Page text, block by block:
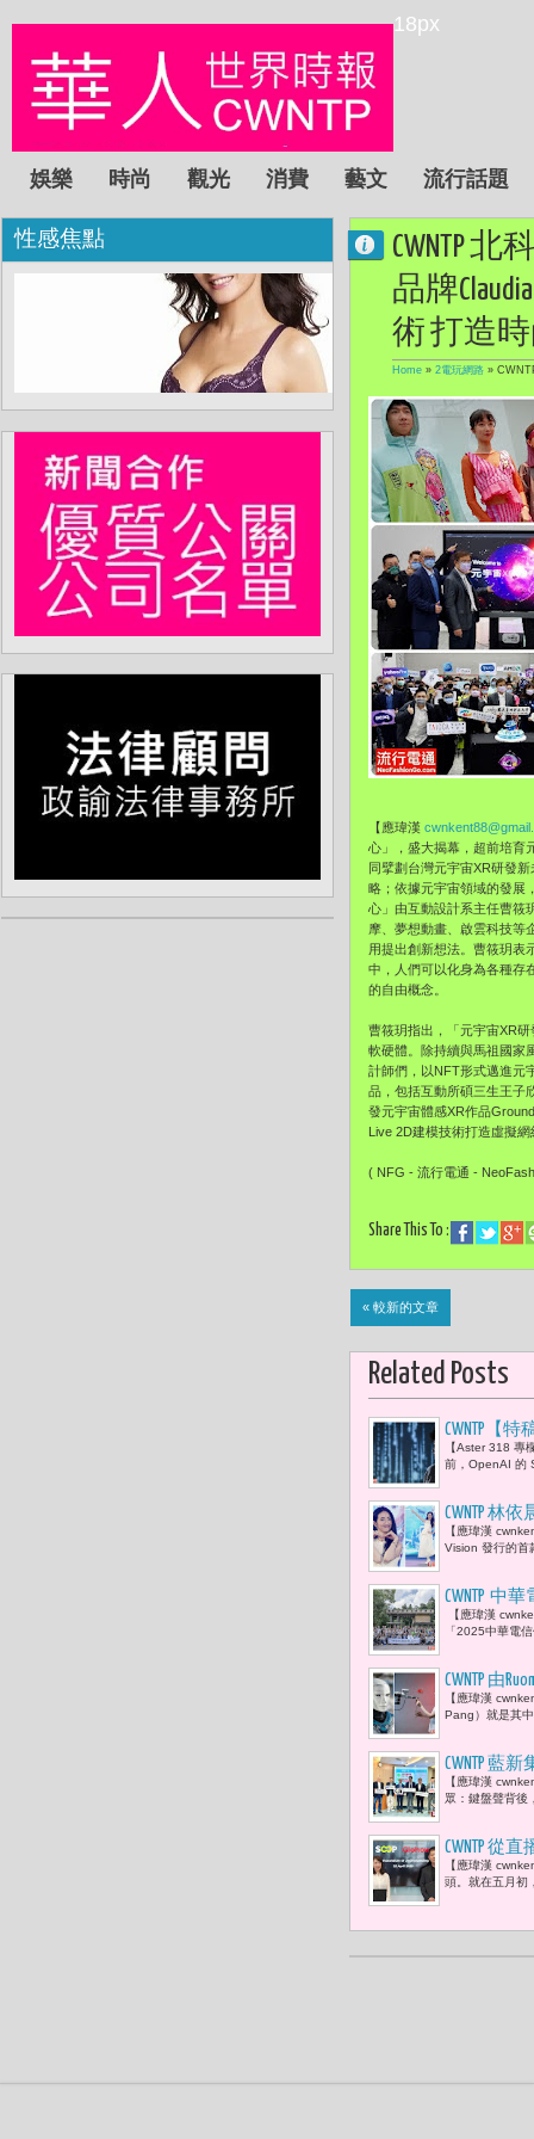
18px
娛樂 時尚 觀光 消費 藝文 流行話題
CWNTP
品牌
術 打造
Home » 2電玩網路 »
【應瑋漢
心」，盛大揭幕，超前培育
同擘劃台灣元宇宙XR研發
略；依據元宇宙領域的發展
心」由互動設計系主任曹筱
摩、夢想動畫、啟雲科技等
用提出創新想法。曹筱玥表
中，人們可以化身為各種存
的自由概念。
曹筱玥指出，「元宇宙XR
軟硬體。除持續與馬祖國家
計師們，以NFT形式邁進元
品，包括互動所碩三生王子
發元宇宙體感XR作品
Live 2D建模技術打造虛擬
( NFG - 流行電通 -
Share This To :
« 較新的文章
Related Posts
CWNTP【
當技術失
【Aster 318 專
前，OpenAI 的
CWNTP 林
米德加茲 ..
【應瑋漢
Vision 發行的首
CWNTP 中
【應瑋漢
「2025中華電
CWNTP 由
才工程師
【應瑋漢
Pang）就是其
CWNTP 藍
種詐騙 塞
【應瑋漢
眾：鍵盤聲背後
CWNTP 從
【應瑋漢
頭。就在五月初
性感焦點